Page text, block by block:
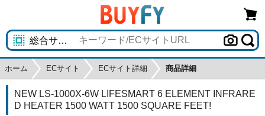
ホーム ECサイト ECサイト詳細 商品詳細
NEW LS-1000X-6W LIFESMART 6 ELEMENT INFRARE
D HEATER 1500 WATT 1500 SQUARE FEET!